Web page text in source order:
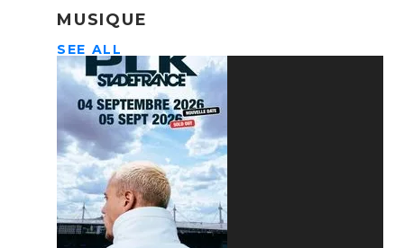
MUSIQUE
SEE ALL